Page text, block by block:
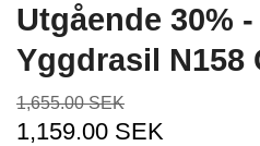
Utgående 30%
Yggdrasil N158
1,655.00 SEK
1,159.00 SEK